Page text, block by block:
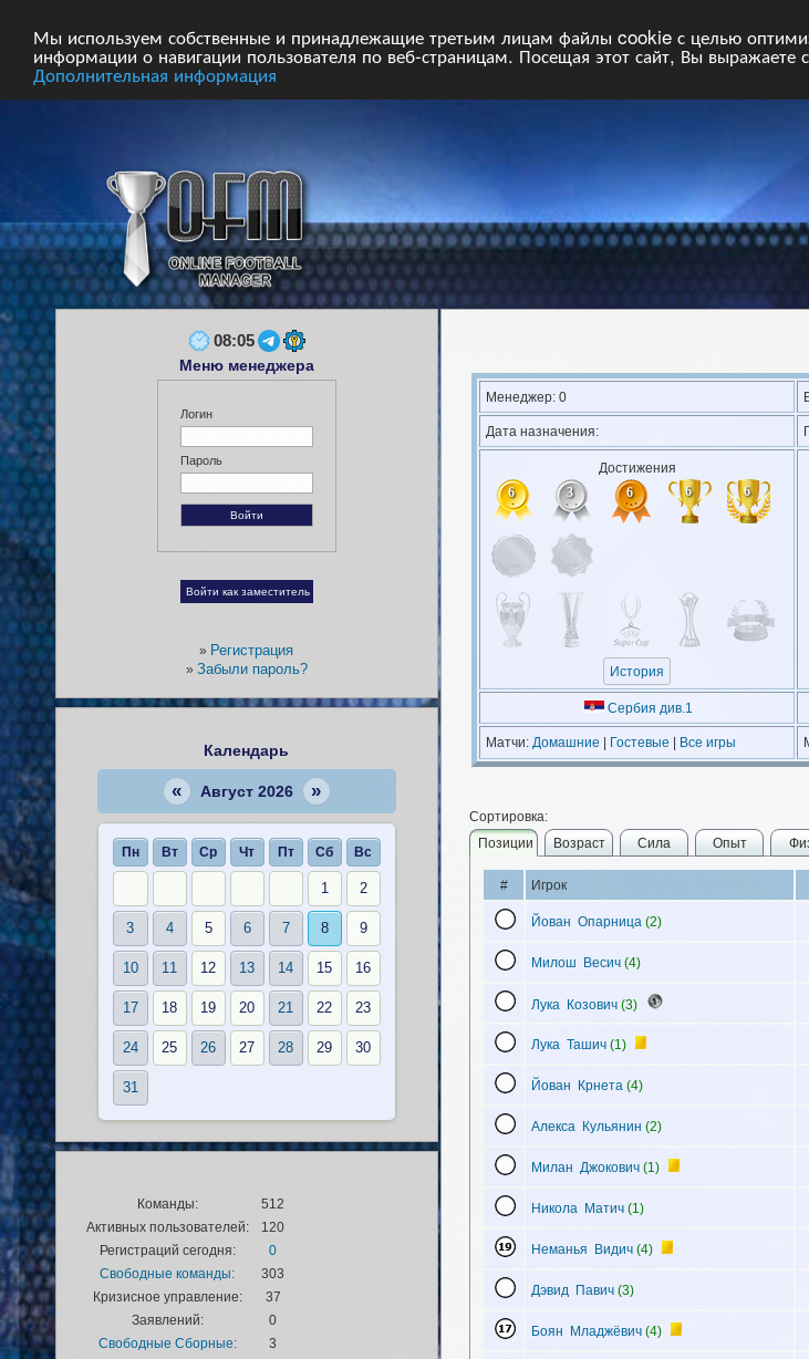
Мы используем собственные и принадлежащие третьим лицам файлы cookie с целью
информации о навигации пользователя по веб-страницам. Посещая этот сайт, Вы выражаете
Дополнительная информация
Менеджер: 0
Дата назначения:
Достижения
6
3 6 6 6
История
Сербия див.1
Матчи: Домашние Гостевые Все игры
Сортировка:
Позиции
Возраст Сила Опыт
# Игрок
Йован Опарница (2)
Милош Весич (4)
Лука Козович (3)
Лука Ташич (1)
Йован Крнета (4)
Алекса Кульянин (2)
Милан Джокович (1)
Никола Матич (1)
Неманья Видич (4)
Дэвид Павич (3)
Боян Младжёвич (4)
08:05
Меню менеджера
Логин
Пароль
» Регистрация
» Забыли пароль?
Календарь
« Август 2026 »
Пн Вт Ср Чт Пт Сб Вс
1 2
3 4 5 6 7 8 9
10 11 12 13 14 15 16
17 18 19 20 21 22 23
24 25 26 27 28 29 30
31
Команды:
512
Активных пользователей:
120
Регистраций сегодня:
0
Свободные команды:
303
Кризисное управление:
37
Заявлений:
0
Свободные Сборные:
3